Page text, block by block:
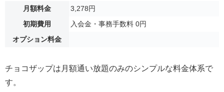
月額料金
3,278円
初期費用
入会金・事務手数料 0円
オプション料金
チョコザップは月額通い放題のみのシンプルな料金体系で
す。